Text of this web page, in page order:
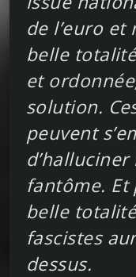
de l’euro
belle
et
solution.
peuvent
fantôme. Et
belle
fascistes
dessus.